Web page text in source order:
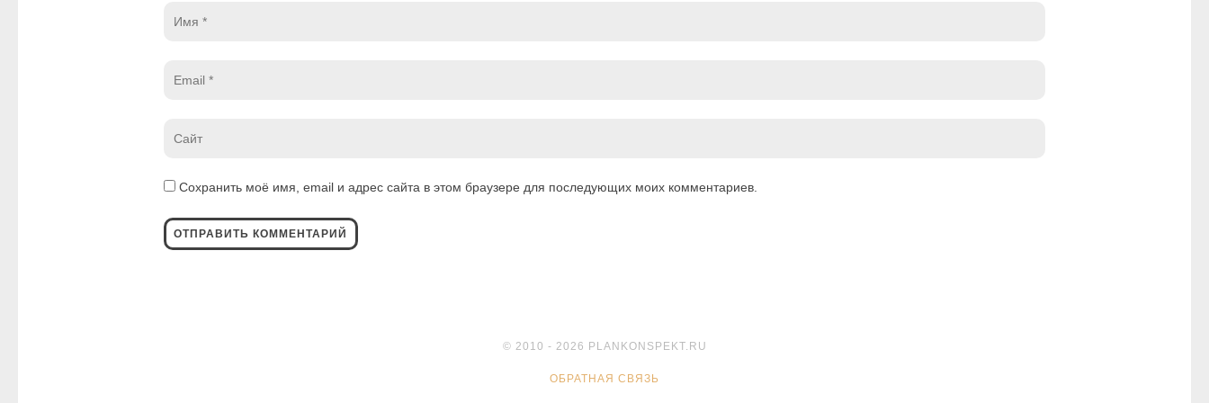
Сохранить моё имя, email и адрес сайта в этом браузере для последующих моих комментариев.
© 2010 - 2026 PLANKONSPEKT.RU
ОБРАТНАЯ СВЯЗЬ